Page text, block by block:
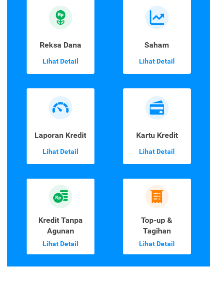
Reksa Dana
Lihat Detail
Saham
Lihat Detail
Laporan Kredit
Lihat Detail
Kartu Kredit
Lihat Detail
Kredit Tanpa
Agunan
Lihat Detail
Top-up &
Tagihan
Lihat Detail